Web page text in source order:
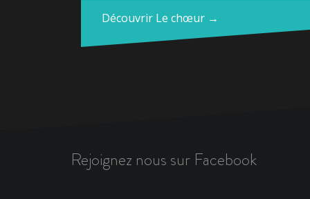
Découvrir Le chœur →
Rejoignez nous sur Facebook